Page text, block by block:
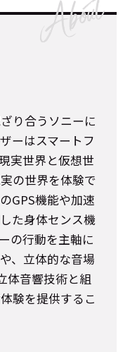
り合うソニーに
ーはスマートフ
実世界と仮想世
の世界を体験で
GPS機能や加速
た身体センス機
の行動を主軸に
、立体的な音場
体音響技術と組
験を提供するこ